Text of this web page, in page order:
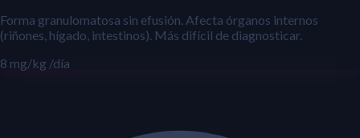
Forma granulomatosa sin efusión. Afecta órganos internos
(riñones, hígado, intestinos). Más difícil de diagnosticar.
8 mg/kg /día